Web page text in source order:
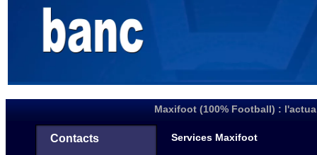
Maxifoot (100% Football) :
Contacts Services Maxifoot